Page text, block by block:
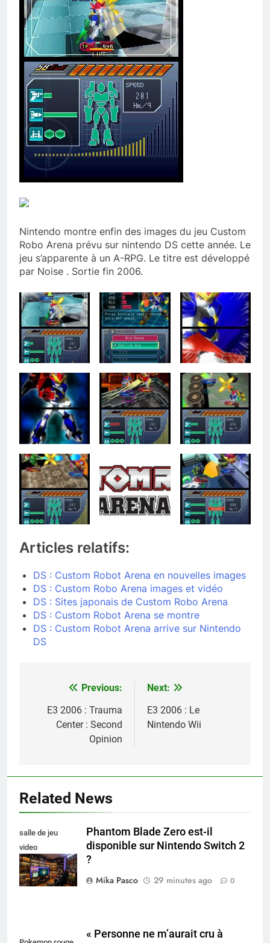
Nintendo montre enfin des images du jeu Custom
Robo Arena prévu sur nintendo DS cette année. Le
jeu s’apparente à un A-RPG. Le titre est développé
par Noise . Sortie fin 2006.
Articles relatifs:
DS : Custom Robot Arena en nouvelles images
DS : Custom Robo Arena images et vidéo
DS : Sites japonais de Custom Robo Arena
DS : Custom Robot Arena se montre
DS : Custom Robot Arena arrive sur Nintendo
DS
NavigationPrevious:
E3 2006 : Trauma
Center : Second
Opinion
Next:
E3 2006 : Le
Nintendo Wii
Related News
salle de jeu
video
collectionneur
Phantom Blade Zero est-il
disponible sur Nintendo Switch 2
?
Mika Pasco
29 minutes ago 0
« Personne ne m’aurait cru à